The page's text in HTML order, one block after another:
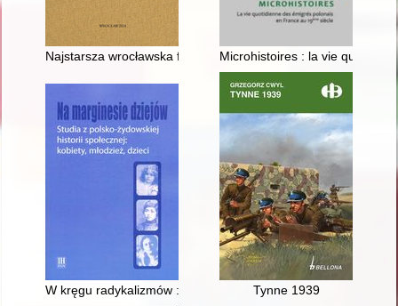
Najstarsza wrocławska fabryka mebli - braci Bauerów
Microhistoires : la vie
W kręgu radykalizmów : wizerunek "nowej" kobiety w
Tynne 1939